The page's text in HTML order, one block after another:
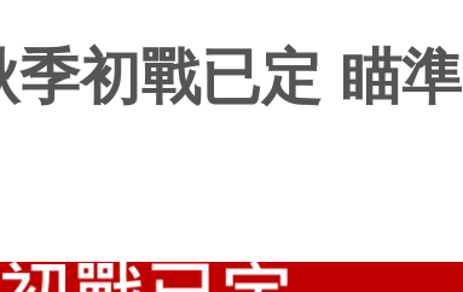
季初戰已定 瞄準